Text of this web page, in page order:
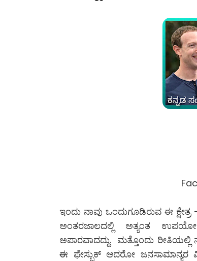
ಇಂದು ನಾವು ಒಂದುಗೂಡಿರುವ ಈ
ಅಂತರಜಾಲದಲ್ಲಿ ಅತ್ಯಂತ
ಅಪಾರವಾದದ್ದು. ಮತ್ತೊಂದು
ಈ ಫೇಸ್ಬುಕ್ ಆದರೋ ಜನಸಾಮಾನ್ಯರ